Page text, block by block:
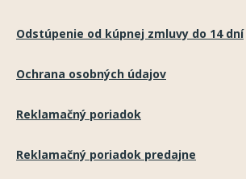
Odstúpenie od kúpnej zmluvy do 14 dní
Ochrana osobných údajov
Reklamačný poriadok
Reklamačný poriadok predajne